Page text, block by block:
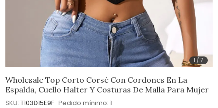
1 /7
Wholesale Top Corto Corsé Con Cordones En La
Espalda, Cuello Halter Y Costuras De Malla Para Mujer
SKU: T103D15E9F Pedido mínimo: 1